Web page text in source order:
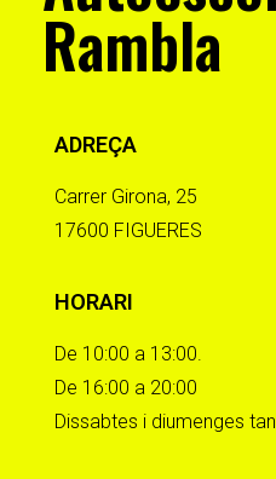
Rambla
ADREÇA
Carrer Girona, 25
17600 FIGUERES
HORARI
De 10:00 a 13:00.
De 16:00 a 20:00
Dissabtes i diumenges